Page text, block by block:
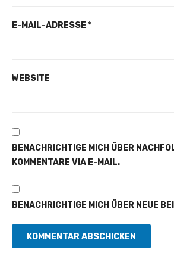
E-MAIL-ADRESSE *
WEBSITE
BENACHRICHTIGE MICH ÜBER
KOMMENTARE VIA E-MAIL.
BENACHRICHTIGE MICH ÜBER NEUE